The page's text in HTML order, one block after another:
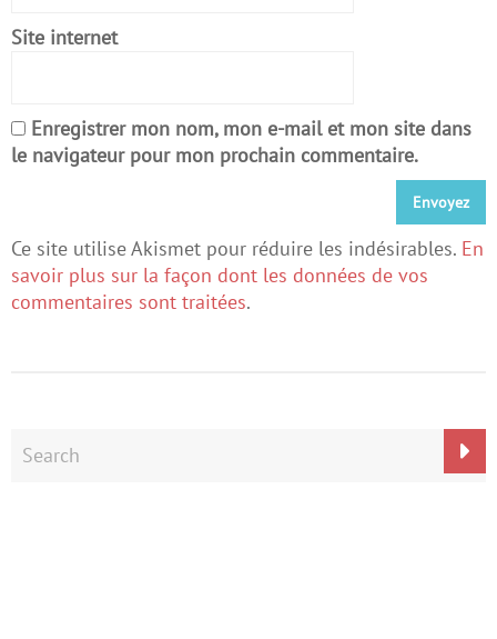
Site internet
Enregistrer mon nom, mon e-mail et mon site dans
le navigateur pour mon prochain commentaire.
Ce site utilise Akismet pour réduire les indésirables. En
savoir plus sur la façon dont les données de vos
commentaires sont traitées.